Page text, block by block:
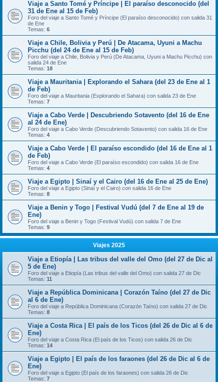
Viaje a Santo Tomé y Príncipe | El paraíso desconocido (del
31 de Ene al 15 de Feb)
Foro del viaje a Santo Tomé y Príncipe (El paraíso desconocido) con salida 31
de Ene
Temas: 6
Viaje a Chile, Bolivia y Perú | De Atacama, Uyuni a Machu
Picchu (del 24 de Ene al 15 de Feb)
Foro del viaje a Chile, Bolivia y Perú (De Atacama, Uyuni a Machu Picchu) con
salida 24 de Ene
Temas: 18
Viaje a Mauritania | Explorando el Sahara (del 23 de Ene al 1
de Feb)
Foro del viaje a Mauritania (Explorando el Sahara) con salida 23 de Ene
Temas: 7
Viaje a Cabo Verde | Descubriendo Sotavento (del 16 de Ene
al 24 de Ene)
Foro del viaje a Cabo Verde (Descubriendo Sotavento) con salida 16 de Ene
Temas: 4
Viaje a Cabo Verde | El paraíso escondido (del 16 de Ene al 1
de Feb)
Foro del viaje a Cabo Verde (El paraíso escondido) con salida 16 de Ene
Temas: 4
Viaje a Egipto | Sinaí y el Cairo (del 16 de Ene al 25 de Ene)
Foro del viaje a Egipto (Sinaí y el Cairo) con salida 16 de Ene
Temas: 8
Viaje a Benin y Togo | Festival Vudú (del 7 de Ene al 19 de
Ene)
Foro del viaje a Benin y Togo (Festival Vudú) con salida 7 de Ene
Temas: 9
Viajes 2025
Viaje a Etiopía | Las tribus del valle del Omo (del 27 de Dic al
5 de Ene)
Foro del viaje a Etiopía (Las tribus del valle del Omo) con salida 27 de Dic
Temas: 11
Viaje a República Dominicana | Corazón Taíno (del 27 de Dic
al 6 de Ene)
Foro del viaje a República Dominicana (Corazón Taíno) con salida 27 de Dic
Temas: 8
Viaje a Costa Rica | El país de los Ticos (del 26 de Dic al 6 de
Ene)
Foro del viaje a Costa Rica (El país de los Ticos) con salida 26 de Dic
Temas: 14
Viaje a Egipto | El país de los faraones (del 26 de Dic al 6 de
Ene)
Foro del viaje a Egipto (El país de los faraones) con salida 26 de Dic
Temas: 7